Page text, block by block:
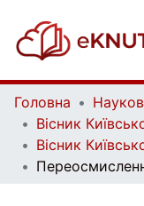
Головна